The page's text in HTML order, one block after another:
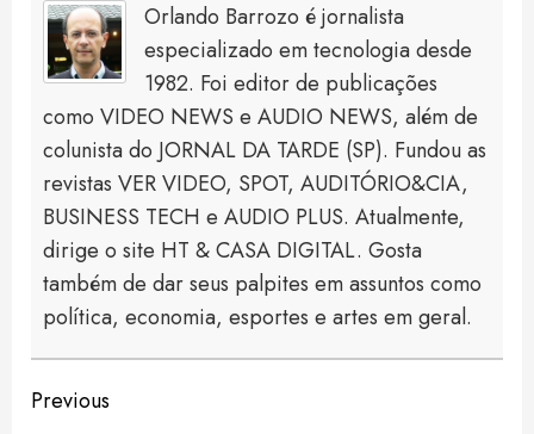
Orlando Barrozo é jornalista
especializado em tecnologia desde
1982. Foi editor de publicações
como VIDEO NEWS e AUDIO NEWS, além de
colunista do JORNAL DA TARDE (SP). Fundou as
revistas VER VIDEO, SPOT, AUDITÓRIO&CIA,
BUSINESS TECH e AUDIO PLUS. Atualmente,
dirige o site HT & CASA DIGITAL. Gosta
também de dar seus palpites em assuntos como
política, economia, esportes e artes em geral.
Continue
Previous